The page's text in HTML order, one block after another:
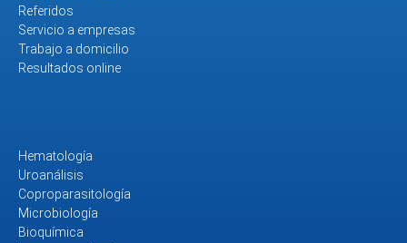
Referidos
Servicio a empresas
Trabajo a domicilio
Resultados online
Hematología
Uroanálisis
Coproparasitología
Microbiología
Bioquímica